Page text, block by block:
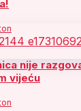
nije
vijeću